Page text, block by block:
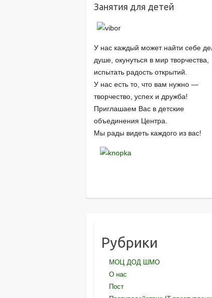
Занятия для детей
У нас каждый может найти себе
душе, окунуться в мир творчества,
испытать радость открытий.
У нас есть то, что вам нужно —
творчество, успех и дружба!
Приглашаем Вас в детские
объединения Центра.
Мы рады видеть каждого из вас!
Рубрики
МОЦ ДОД ШМО
О нас
Пост